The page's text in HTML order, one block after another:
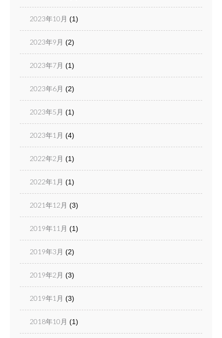
2023年10月 (1)
2023年9月 (2)
2023年7月 (1)
2023年6月 (2)
2023年5月 (1)
2023年1月 (4)
2022年2月 (1)
2022年1月 (1)
2021年12月 (3)
2019年11月 (1)
2019年3月 (2)
2019年2月 (3)
2019年1月 (3)
2018年10月 (1)